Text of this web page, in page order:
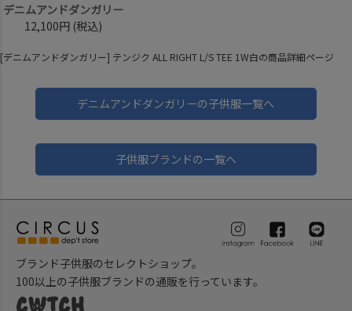
デニムアンドダンガリー
12,100円 (税込)
[デニムアンドダンガリー] テンジク ALL RIGHT L/S TEE 1W白の商品詳細ページ
デニムアンドダンガリーの子供服一覧へ
子供服ブランドの一覧へ
ブランド子供服のセレクトショップ。
100以上の子供服ブランドの通販を行っています。